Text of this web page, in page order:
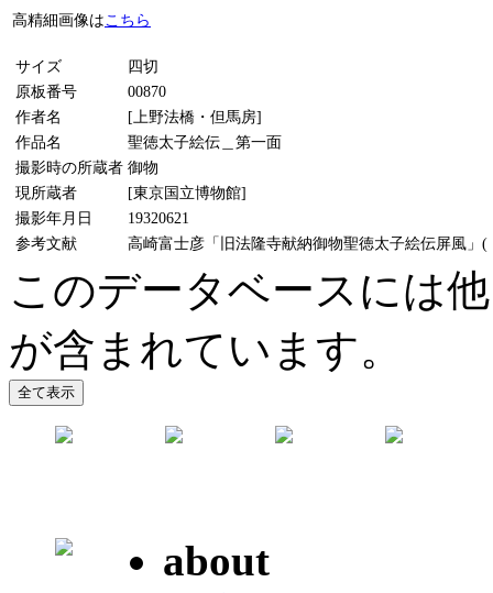
高精細画像はこちら
サイズ
四切
原板番号
00870
作者名
[上野法橋・但馬房]
作品名
聖徳太子絵伝＿第一面
撮影時の所蔵者 御物
現所蔵者
[東京国立博物館]
撮影年月日
19320621
参考文献
高崎富士彦「旧法隆寺献納御物聖徳太子絵伝屏風」(
このデータベースには
が含まれています。
about